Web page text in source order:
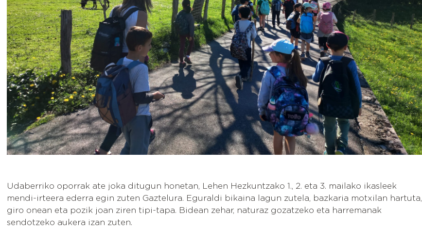
Udaberriko oporrak ate joka ditugun honetan, Lehen Hezkuntzako 1., 2. eta 3. mailako ikasleek
mendi-irteera ederra egin zuten Gaztelura. Eguraldi bikaina lagun zutela, bazkaria motxilan hartuta,
giro onean eta pozik joan ziren tipi-tapa. Bidean zehar, naturaz gozatzeko eta harremanak
sendotzeko aukera izan zuten.